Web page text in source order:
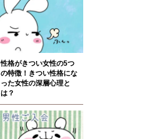
性格がきつい女性の5つ
の特徴！きつい性格にな
った女性の深層心理と
は？